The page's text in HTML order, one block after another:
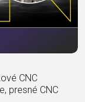
CNC
presné CNC